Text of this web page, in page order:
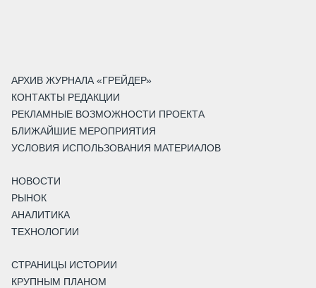
АРХИВ ЖУРНАЛА «ГРЕЙДЕР»
КОНТАКТЫ РЕДАКЦИИ
РЕКЛАМНЫЕ ВОЗМОЖНОСТИ ПРОЕКТА
БЛИЖАЙШИЕ МЕРОПРИЯТИЯ
УСЛОВИЯ ИСПОЛЬЗОВАНИЯ МАТЕРИАЛОВ
НОВОСТИ
РЫНОК
АНАЛИТИКА
ТЕХНОЛОГИИ
СТРАНИЦЫ ИСТОРИИ
КРУПНЫМ ПЛАНОМ